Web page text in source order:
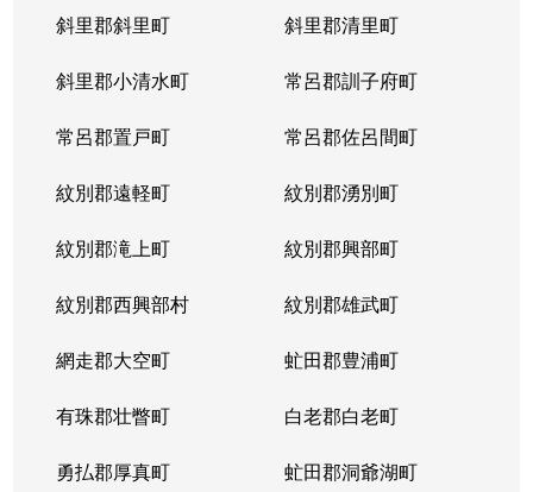
斜里郡斜里町 斜里郡清里町
斜里郡小清水町 常呂郡訓子府町
常呂郡置戸町 常呂郡佐呂間町
紋別郡遠軽町 紋別郡湧別町
紋別郡滝上町 紋別郡興部町
紋別郡西興部村 紋別郡雄武町
網走郡大空町 虻田郡豊浦町
有珠郡壮瞥町 白老郡白老町
勇払郡厚真町 虻田郡洞爺湖町